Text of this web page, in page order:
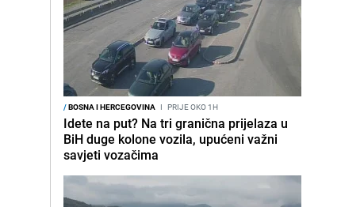
/BOSNA I HERCEGOVINA I PRIJE OKO 1H
Idete na put? Na tri granična prijelaza u
BiH duge kolone vozila, upućeni važni
savjeti vozačima